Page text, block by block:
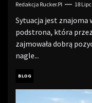
Redakcja Rucker.pl 18
Sytuacja jest znajoma
podstrona, która
zajmowała dobrą
nagle...
BLOG